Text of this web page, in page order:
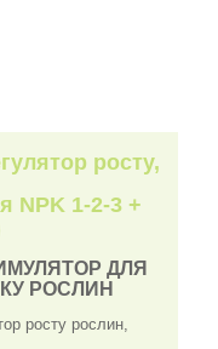
росту,
NPK 1-2-3 +
ДЛЯ
РОСЛИН
росту рослин,